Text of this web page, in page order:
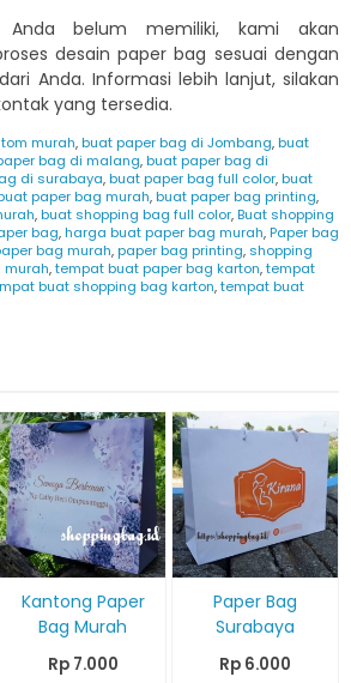
belum memiliki, kami akan
desain paper bag sesuai dengan
Anda. Informasi lebih lanjut, silakan
yang tersedia.
murah,buat paper bag di Jombang,buat
bag di malang,buat paper bag di
di surabaya,buat paper bag full color,buat
paper bag murah,buat paper bag printing,
,buat shopping bag full color,Buat shopping
bag,harga buat paper bag murah,Paper bag
bag murah,paper bag printing,shopping
murah,tempat buat paper bag karton,tempat
buat shopping bag karton,tempat buat
Kantong Paper
Bag Murah
Rp 7.000
Paper Bag
Surabaya
Rp 6.000